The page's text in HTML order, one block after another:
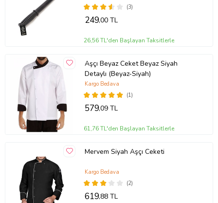
(3)
249,00 TL
26,56 TL'den Başlayan Taksitlerle
Aşçı Beyaz Ceket Beyaz Siyah
Detaylı (Beyaz-Siyah)
(1)
Kargo Bedava
579,09 TL
61,76 TL'den Başlayan Taksitlerle
Mervem Siyah Aşçı Ceketi
(2)
Kargo Bedava
619,88 TL